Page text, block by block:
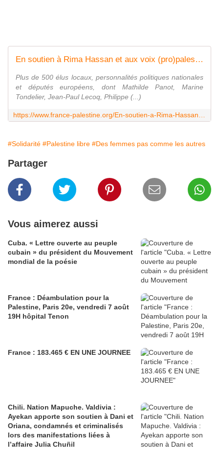
En soutien à Rima Hassan et aux voix (pro)palestiniennes
Plus de 500 élus locaux, personnalités politiques nationales
et députés européens, dont Mathilde Panot, Marine
Tondelier, Jean-Paul Lecoq, Philippe (...)
#Solidarité #Palestine libre #Des femmes pas comme les autres
Partager
Vous aimerez aussi
Cuba. « Lettre ouverte au peuple
cubain » du président du Mouvement
mondial de la poésie
France : Déambulation pour la
Palestine, Paris 20e, vendredi 7 août
19H hôpital Tenon
France : 183.465 € EN UNE JOURNEE
Chili. Nation Mapuche. Valdivia :
Ayekan apporte son soutien à Dani et
Oriana, condamnés et criminalisés
lors des manifestations liées à
l’affaire Julia Chuñil